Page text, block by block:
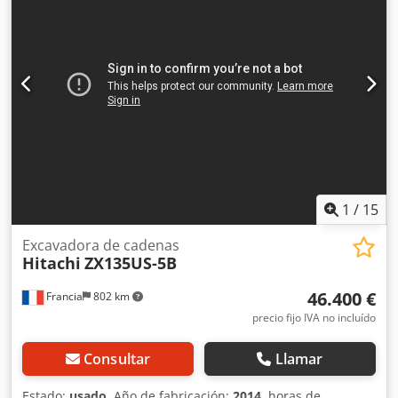
historial de mantenimiento completo, ¡listo para trabajar
de inmediato! - 80 % sistema de cadenas - Incluye 3
cucharas: 1300 mm, 450 mm y 2000 mm cuchara
1 / 15
Francia 802 km
Excavadora de cadenas
Hitachi ZX135US-5B
46.400 €
precio fijo IVA no incluído
Consultar Llamar